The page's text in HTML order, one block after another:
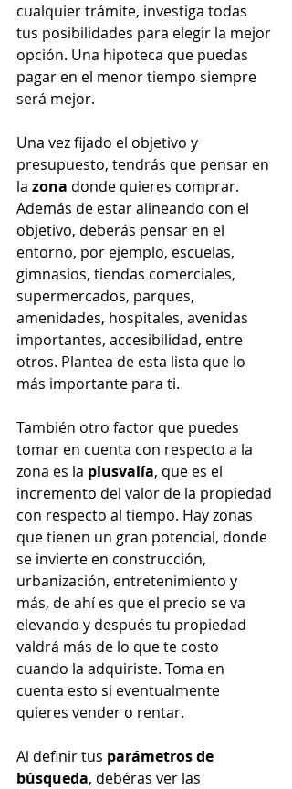
cualquier trámite, investiga todas
tus posibilidades para elegir la mejor
opción. Una hipoteca que puedas
pagar en el menor tiempo siempre
será mejor.
Una vez fijado el objetivo y
presupuesto, tendrás que pensar en
la zona donde quieres comprar.
Además de estar alineando con el
objetivo, deberás pensar en el
entorno, por ejemplo, escuelas,
gimnasios, tiendas comerciales,
supermercados, parques,
amenidades, hospitales, avenidas
importantes, accesibilidad, entre
otros. Plantea de esta lista que lo
más importante para ti.
También otro factor que puedes
tomar en cuenta con respecto a la
zona es la plusvalía, que es el
incremento del valor de la propiedad
con respecto al tiempo. Hay zonas
que tienen un gran potencial, donde
se invierte en construcción,
urbanización, entretenimiento y
más, de ahí es que el precio se va
elevando y después tu propiedad
valdrá más de lo que te costo
cuando la adquiriste. Toma en
cuenta esto si eventualmente
quieres vender o rentar.
Al definir tus parámetros de
búsqueda, debéras ver las